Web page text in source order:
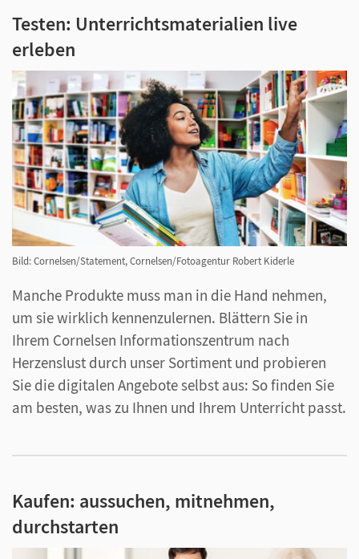
Testen: Unterrichtsmaterialien live
erleben
Bild: Cornelsen/Statement, Cornelsen/Fotoagentur Robert Kiderle
Manche Produkte muss man in die Hand nehmen,
um sie wirklich kennenzulernen. Blättern Sie in
Ihrem Cornelsen Informationszentrum nach
Herzenslust durch unser Sortiment und probieren
Sie die digitalen Angebote selbst aus: So finden Sie
am besten, was zu Ihnen und Ihrem Unterricht passt.
Kaufen: aussuchen, mitnehmen,
durchstarten